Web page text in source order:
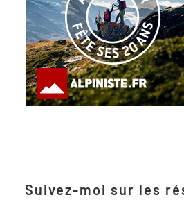
Suivez-moi sur les